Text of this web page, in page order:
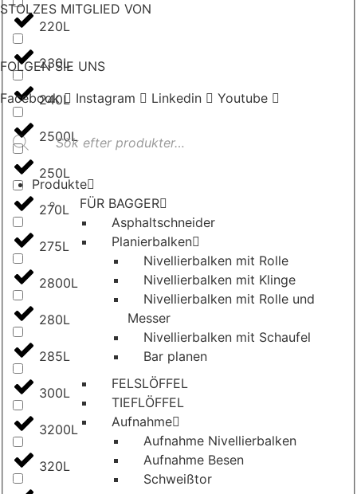
220L
230L
240L
2500L
250L
270L
275L
2800L
280L
285L
300L
3200L
320L
STOLZES MITGLIED VON
FOLGEN SIE UNS
Facebook
Instagram Linkedin Youtube
Products
search
Produkte
FÜR BAGGER
Asphaltschneider
Planierbalken
Nivellierbalken mit Rolle
Nivellierbalken mit Klinge
Nivellierbalken mit Rolle und
Messer
Nivellierbalken mit Schaufel
Bar planen
FELSLÖFFEL
TIEFLÖFFEL
Aufnahme
Aufnahme Nivellierbalken
Aufnahme Besen
Schweißtor